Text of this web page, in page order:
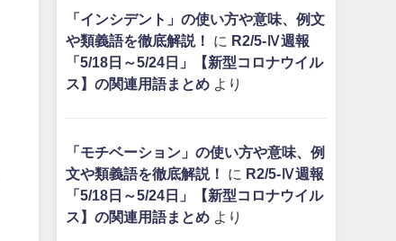
「インシデント」の使い方や意味、例文
や類義語を徹底解説！
に R2/5-Ⅳ週報
「5/18日～5/24日」【新型コロナウイル
ス】の関連用語まとめより
「モチベーション」の使い方や意味、例
文や類義語を徹底解説！
に R2/5-Ⅳ週報
「5/18日～5/24日」【新型コロナウイル
ス】の関連用語まとめより